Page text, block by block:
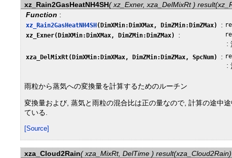
xz_Rain2GasHeatNH4SH( xz_Exner, xza_DelMixRt )
Function :
xz_Rain2GasHeatNH4SH (DimXMin:DimXMax, DimZMin:DimZMax) :
xz_Exner(DimXMin:DimXMax, DimZMin:DimZMax) :
:
xza_DelMixRt(DimXMin:DimXMax, DimZMin:DimZMax, SpcNum) :
:
雨粒から蒸気への変換量を計算するためのルーチン
変換量および, 蒸気と雨粒の混合比は正の量なので, 計算の途中
ている.
[Source]
xza_Cloud2Rain( xza_MixRt, DelTime ) result(xza_Cloud2Rain)